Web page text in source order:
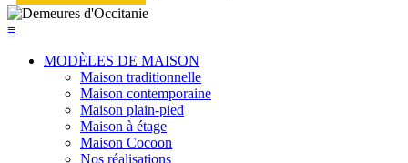
≡
MODÈLES DE MAISON
Maison traditionnelle
Maison contemporaine
Maison plain-pied
Maison à étage
Maison Cocoon
Nos réalisations